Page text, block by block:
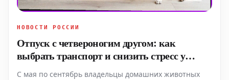
НОВОСТИ РОССИИ
Отпуск с четвероногим другом: как
выбрать транспорт и снизить стресс у
питомца
С мая по сентябрь владельцы домашних животных